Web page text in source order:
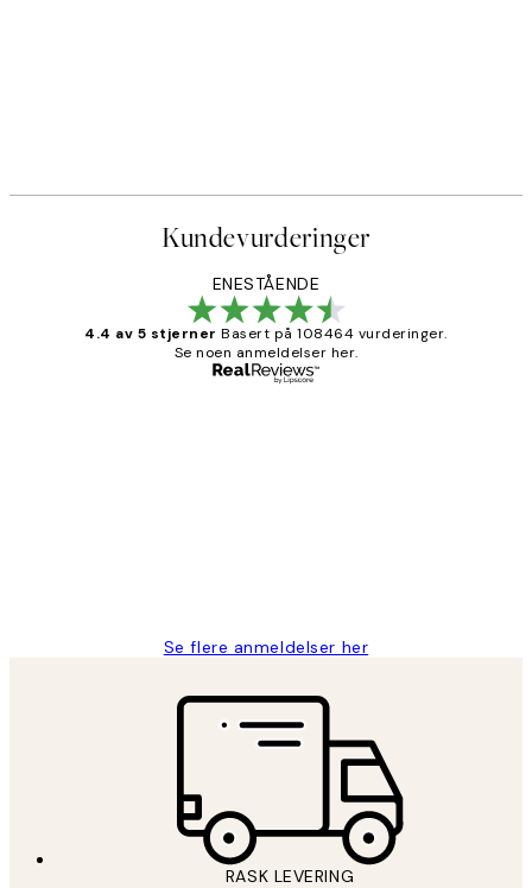
Kundevurderinger
ENESTÅENDE
4.4 av 5 stjerner Basert på 108464 vurderinger.
Se noen anmeldelser her.
Se flere anmeldelser her
RASK LEVERING